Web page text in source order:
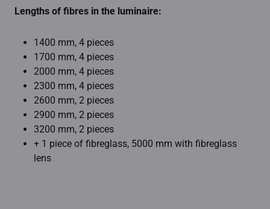
Lengths of fibres in the luminaire:
1400 mm, 4 pieces
1700 mm, 4 pieces
2000 mm, 4 pieces
2300 mm, 4 pieces
2600 mm, 2 pieces
2900 mm, 2 pieces
3200 mm, 2 pieces
+ 1 piece of fibreglass, 5000 mm with fibreglass
lens